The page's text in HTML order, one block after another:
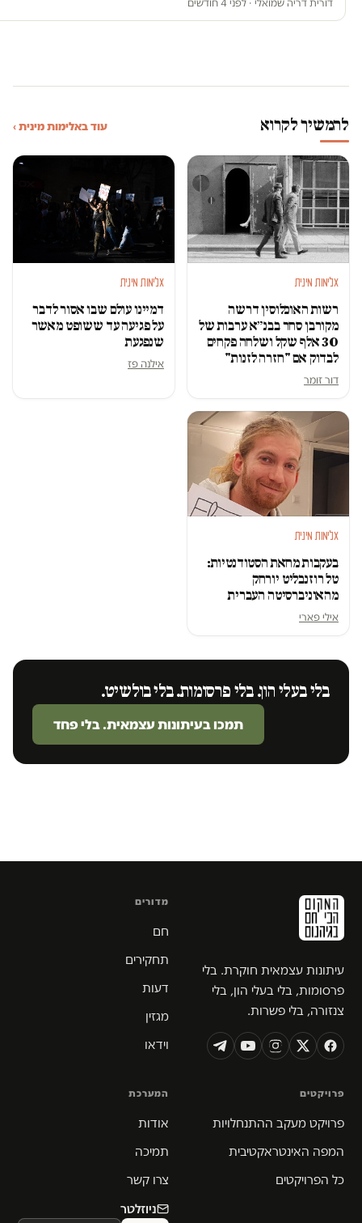
דורית דריה שמואלי · לפני 4 חודשים
להמשיך לקרוא עוד באלימות מינית ›
אלימות מינית
רשות האוכלוסין דרשה
מקורבן סחר בבנ״א ערבות של
30 אלף שקל ושלחה פקחים
לבדוק אם "חזרה לזנות"
דור זומר
אלימות מינית
דמיינו עולם שבו אסור לדבר
על פגיעה עד ששופט מאשר
שנפגעת
אילנה פז
אלימות מינית
בעקבות מחאת הסטודנטיות:
טל רוזנבליט יורחק
מהאוניברסיטה העברית
אילי פארי
בלי בעלי הון. בלי פרסומות. בלי בולשיט.
תמכו בעיתונות עצמאית. בלי פחד
עיתונות עצמאית חוקרת. בלי
פרסומות, בלי בעלי הון, בלי
צנזורה, בלי פשרות.
מדורים
חם
תחקירים
דעות
מגזין
וידאו
פרויקטים
פרויקט מעקב ההתנחלויות
המפה האינטראקטיבית
כל הפרויקטים
המערכת
אודות
תמיכה
צרו קשר
ניוזלטר